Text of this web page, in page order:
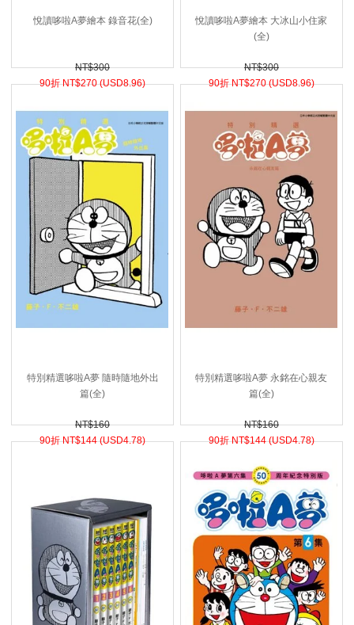
悅讀哆啦A夢繪本 錄音花(全)
NT$300
90折 NT$270 (USD8.96)
悅讀哆啦A夢繪本 大冰山小住家
(全)
NT$300
90折 NT$270 (USD8.96)
特別精選哆啦A夢 隨時隨地外出
篇(全)
NT$160
90折 NT$144 (USD4.78)
特別精選哆啦A夢 永銘在心親友
篇(全)
NT$160
90折 NT$144 (USD4.78)